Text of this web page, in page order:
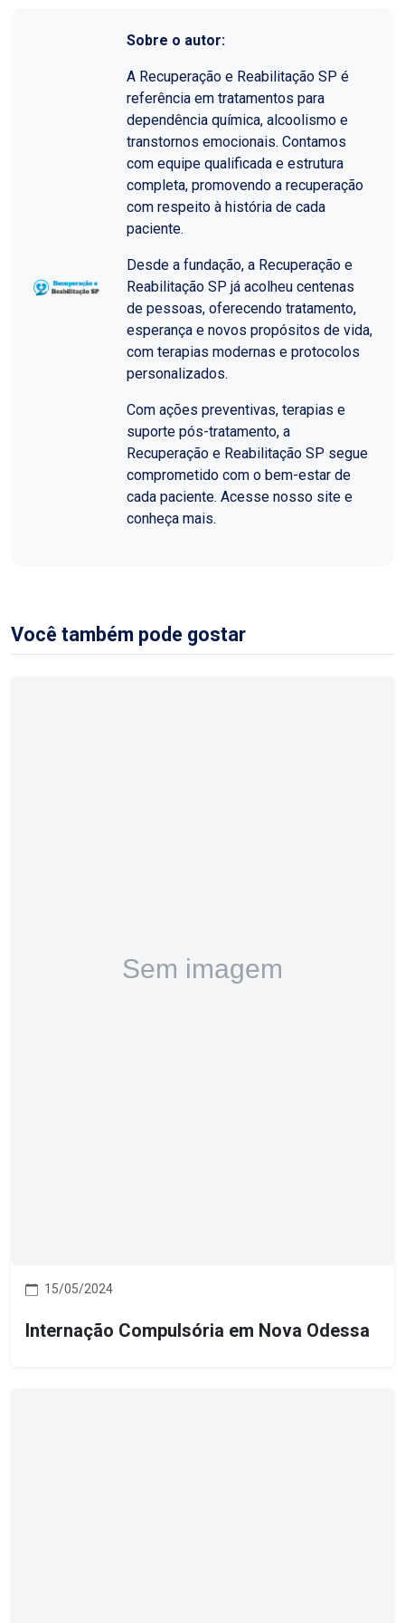
Sobre o autor:
A Recuperação e Reabilitação SP é
referência em tratamentos para
dependência química, alcoolismo e
transtornos emocionais. Contamos
com equipe qualificada e estrutura
completa, promovendo a recuperação
com respeito à história de cada
paciente.
Desde a fundação, a Recuperação e
Reabilitação SP já acolheu centenas
de pessoas, oferecendo tratamento,
esperança e novos propósitos de vida,
com terapias modernas e protocolos
personalizados.
Com ações preventivas, terapias e
suporte pós-tratamento, a
Recuperação e Reabilitação SP segue
comprometido com o bem-estar de
cada paciente. Acesse nosso site e
conheça mais.
Você também pode gostar
15/05/2024
Internação Compulsória em Nova Odessa